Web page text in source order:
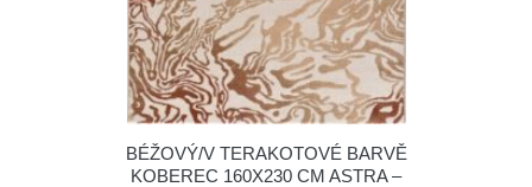
BÉŽOVÝ/V TERAKOTOVÉ BARVĚ
KOBEREC 160X230 CM ASTRA –